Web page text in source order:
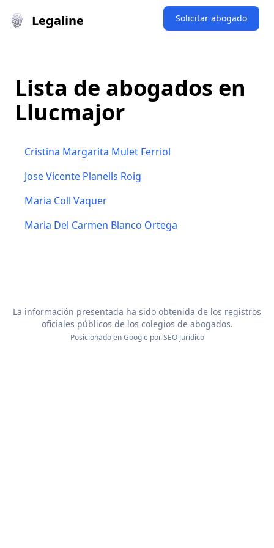
Legaline Solicitar abogado
Lista de abogados en
Llucmajor
Cristina Margarita Mulet Ferriol
Jose Vicente Planells Roig
Maria Coll Vaquer
Maria Del Carmen Blanco Ortega
La información presentada ha sido obtenida de los registros
oficiales públicos de los colegios de abogados.
Posicionado en Google porSEO Jurídico